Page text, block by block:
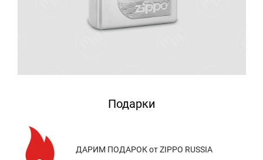
Подарки
ДАРИМ ПОДАРОК от ZIPPO RUSSIA